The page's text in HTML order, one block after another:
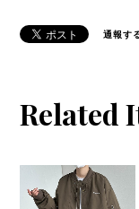
通報す
Related